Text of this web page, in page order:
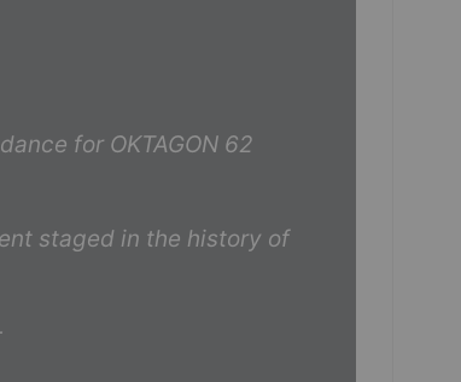
for OKTAGON 62
staged in the history of